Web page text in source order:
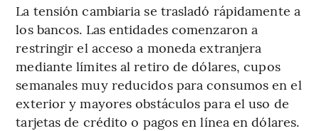
La tensión cambiaria se trasladó rápidamente a
los bancos. Las entidades comenzaron a
restringir el acceso a moneda extranjera
mediante límites al retiro de dólares, cupos
semanales muy reducidos para consumos en el
exterior y mayores obstáculos para el uso de
tarjetas de crédito o pagos en línea en dólares.